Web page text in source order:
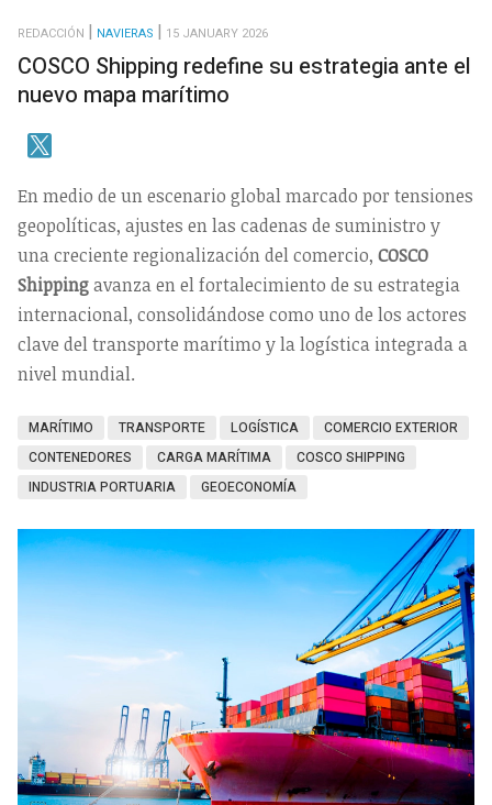
REDACCIÓN NAVIERAS 15 JANUARY 2026
COSCO Shipping redefine su estrategia ante el
nuevo mapa marítimo
En medio de un escenario global marcado por tensiones
geopolíticas, ajustes en las cadenas de suministro y
una creciente regionalización del comercio, COSCO
Shippingavanza en el fortalecimiento de su estrategia
internacional, consolidándose como uno de los actores
clave del transporte marítimo y la logística integrada a
nivel mundial.
MARÍTIMO TRANSPORTE LOGÍSTICA
COMERCIO EXTERIOR
CONTENEDORES
CARGA MARÍTIMA
COSCO SHIPPING
INDUSTRIA PORTUARIA
GEOECONOMÍA